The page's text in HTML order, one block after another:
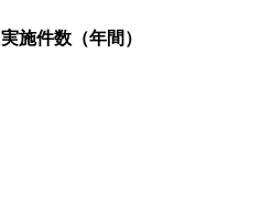
実施件数（年間）